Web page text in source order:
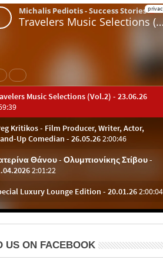
US ON FACEBOOK